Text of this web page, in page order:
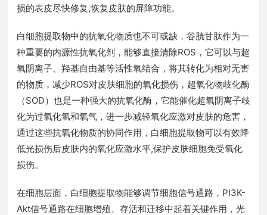
损的表皮尽快修复,恢复皮肤的屏障功能。
白细胞提取物中的抗氧化物质也不可或缺，谷胱甘肽作为一
种重要的内源性抗氧化剂，能够直接清除ROS，它可以与超
氧阴离子、羟基自由基等活性氧结合，将其转化为相对无害
的物质，减少ROS对皮肤细胞的氧化损伤，超氧化物歧化酶
（SOD）也是一种强大的抗氧化酶，它能催化超氧阴离子歧
化为过氧化氢和氧气，进一步减轻氧化应激对皮肤的危害，
通过这些抗氧化物质的协同作用，白细胞提取物可以有效降
低光损伤后皮肤内的氧化应激水平,保护皮肤细胞免受氧化
损伤。
在细胞层面，白细胞提取物能够调节细胞信号通路，PI3K-
Akt信号通路在细胞增殖、存活和迁移中起着关键作用，光